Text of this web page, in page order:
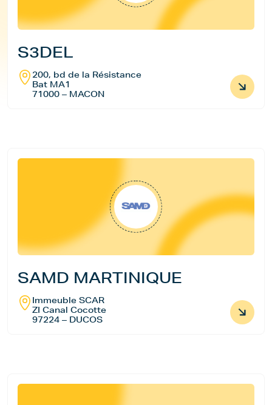
S3DEL
200, bd de la Résistance
Bat MA1
71000 – MACON
SAMD MARTINIQUE
Immeuble SCAR
ZI Canal Cocotte
97224 – DUCOS